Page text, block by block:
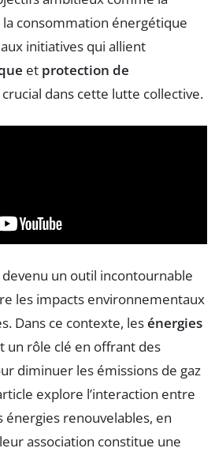
consommation énergétique
initiatives qui allient
et protection de
dans cette lutte collective.
devenu un outil incontournable
les impacts environnementaux
Dans ce contexte, lesénergies
un rôle clé en offrant des
diminuer les émissions de gaz
explore l’interaction entre
énergies renouvelables, en
association constitue une